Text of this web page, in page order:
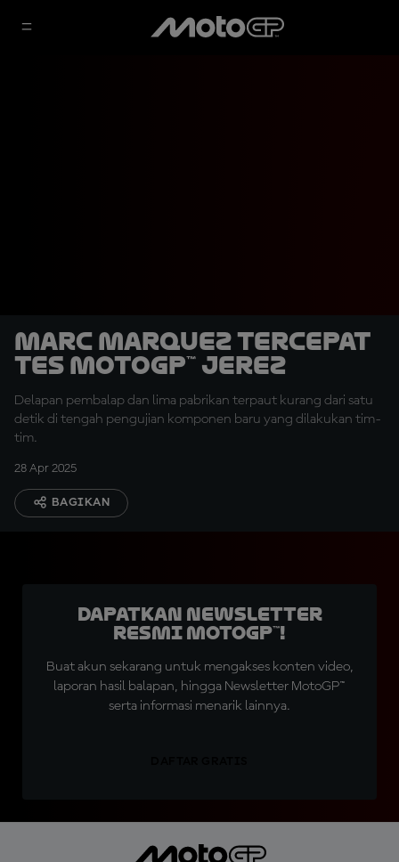
Marc Marquez Tercepat
Tes MotoGP™ Jerez
Delapan pembalap dan lima pabrikan terpaut kurang dari satu
detik di tengah pengujian komponen baru yang dilakukan tim-
tim.
28 Apr 2025
BAGIKAN
Dapatkan Newsletter
Resmi MotoGP™!
Buat akun sekarang untuk mengakses konten video,
laporan hasil balapan, hingga Newsletter MotoGP™
serta informasi menarik lainnya.